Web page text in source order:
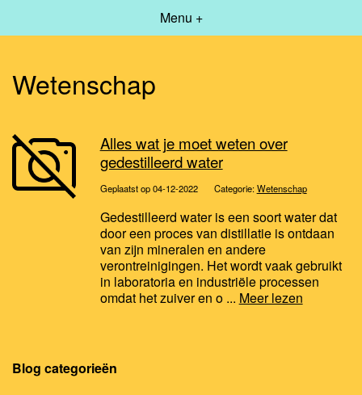
Menu +
Wetenschap
Alles wat je moet weten over
gedestilleerd water
Geplaatst op 04-12-2022 Categorie:Wetenschap
Gedestilleerd water is een soort water dat
door een proces van distillatie is ontdaan
van zijn mineralen en andere
verontreinigingen. Het wordt vaak gebruikt
in laboratoria en industriële processen
omdat het zuiver en o ... Meer lezen
Blog categorieën